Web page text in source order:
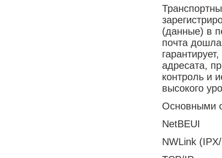
(данные) в
почта
адресата,
контроль и
высокого
Основными
NetBEUI
NWLink